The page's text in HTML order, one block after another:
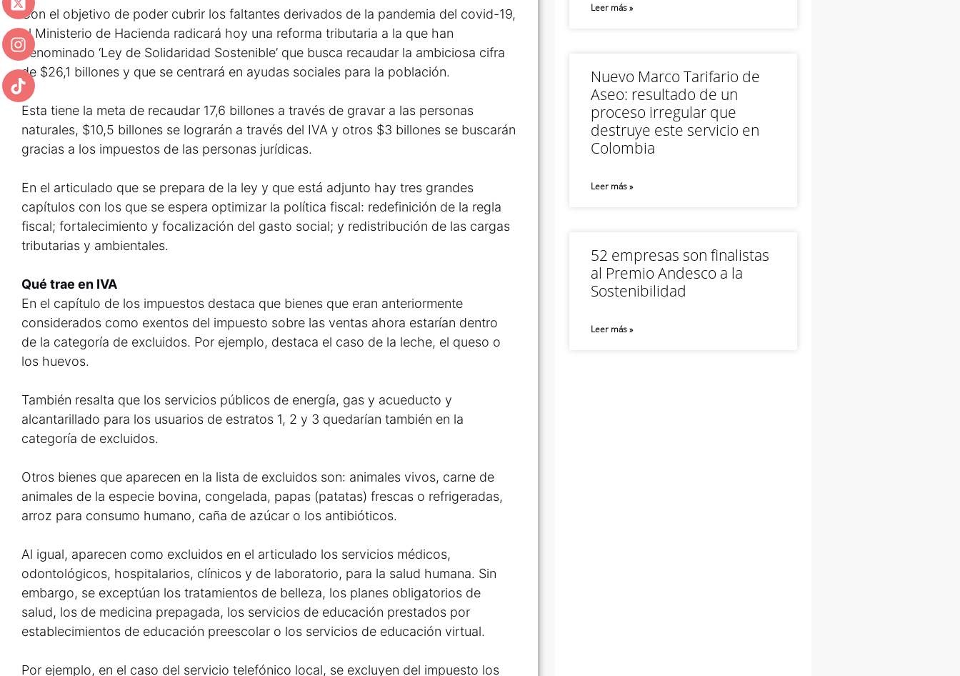
Con el objetivo de poder cubrir los faltantes derivados de la pandemia del covid-19,
el Ministerio de Hacienda radicará hoy una reforma tributaria a la que han
denominado ‘Ley de Solidaridad Sostenible’ que busca recaudar la ambiciosa cifra
de $26,1 billones y que se centrará en ayudas sociales para la población.
Esta tiene la meta de recaudar 17,6 billones a través de gravar a las personas
naturales, $10,5 billones se lograrán a través del IVA y otros $3 billones se buscarán
gracias a los impuestos de las personas jurídicas.
En el articulado que se prepara de la ley y que está adjunto hay tres grandes
capítulos con los que se espera optimizar la política fiscal: redefinición de la regla
fiscal; fortalecimiento y focalización del gasto social; y redistribución de las cargas
tributarias y ambientales.
Qué trae en IVA
En el capítulo de los impuestos destaca que bienes que eran anteriormente
considerados como exentos del impuesto sobre las ventas ahora estarían dentro
de la categoría de excluidos. Por ejemplo, destaca el caso de la leche, el queso o
los huevos.
También resalta que los servicios públicos de energía, gas y acueducto y
alcantarillado para los usuarios de estratos 1, 2 y 3 quedarían también en la
categoría de excluidos.
Otros bienes que aparecen en la lista de excluidos son: animales vivos, carne de
animales de la especie bovina, congelada, papas (patatas) frescas o refrigeradas,
arroz para consumo humano, caña de azúcar o los antibióticos.
Al igual, aparecen como excluidos en el articulado los servicios médicos,
odontológicos, hospitalarios, clínicos y de laboratorio, para la salud humana. Sin
embargo, se exceptúan los tratamientos de belleza, los planes obligatorios de
salud, los de medicina prepagada, los servicios de educación prestados por
establecimientos de educación preescolar o los servicios de educación virtual.
Por ejemplo, en el caso del servicio telefónico local, se excluyen del impuesto los
Leer más »
Nuevo Marco Tarifario de
Aseo: resultado de un
proceso irregular que
destruye este servicio en
Colombia
Leer más »
52 empresas son finalistas
al Premio Andesco a la
Sostenibilidad
Leer más »